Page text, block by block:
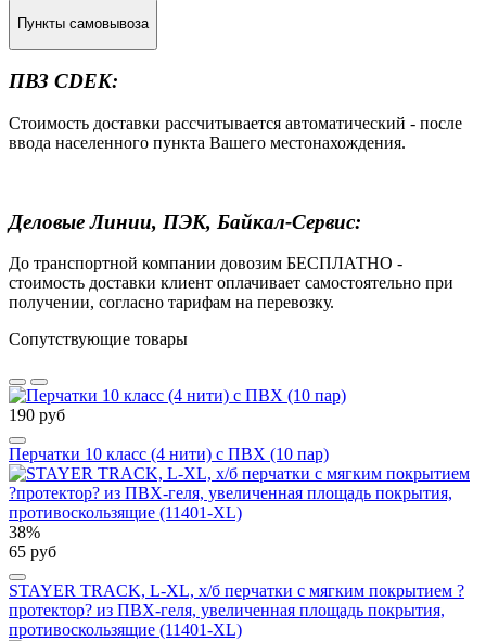
Пункты самовывоза
ПВЗ CDEK:
Стоимость доставки рассчитывается автоматический - после
ввода населенного пункта Вашего местонахождения.
Деловые Линии, ПЭК, Байкал-Сервис:
До транспортной компании довозим БЕСПЛАТНО -
стоимость доставки клиент оплачивает самостоятельно при
получении, согласно тарифам на перевозку.
Сопутствующие товары
190 руб
Перчатки 10 класс (4 нити) с ПВХ (10 пар)
38%
65 руб
STAYER TRACK, L-XL, х/б перчатки с мягким покрытием ?
протектор? из ПВХ-геля, увеличенная площадь покрытия,
противоскользящие (11401-XL)